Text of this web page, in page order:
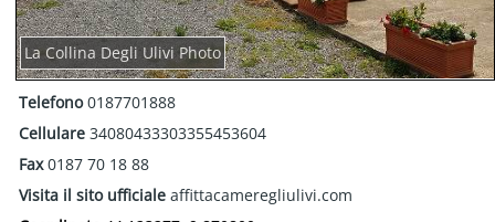
La Collina Degli Ulivi Photo
Telefono0187701888
Cellulare 34080433303355453604
Fax0187 70 18 88
Visita il sito ufficiale affittacameregliulivi.com